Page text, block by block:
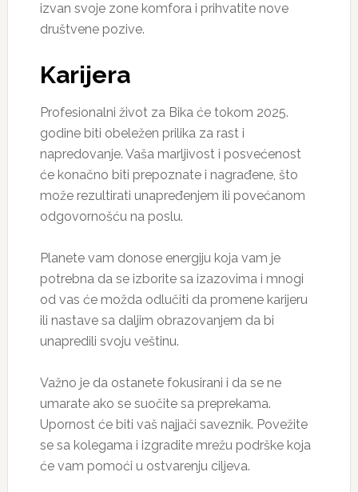
izvan svoje zone komfora i prihvatite nove
društvene pozive.
Karijera
Profesionalni život za Bika će tokom 2025.
godine biti obeležen prilika za rast i
napredovanje. Vaša marljivost i posvećenost
će konačno biti prepoznate i nagrađene, što
može rezultirati unapređenjem ili povećanom
odgovornošću na poslu.
Planete vam donose energiju koja vam je
potrebna da se izborite sa izazovima i mnogi
od vas će možda odlučiti da promene karijeru
ili nastave sa daljim obrazovanjem da bi
unapredili svoju veštinu.
Važno je da ostanete fokusirani i da se ne
umarate ako se suočite sa preprekama.
Upornost će biti vaš najjači saveznik. Povežite
se sa kolegama i izgradite mrežu podrške koja
će vam pomoći u ostvarenju ciljeva.